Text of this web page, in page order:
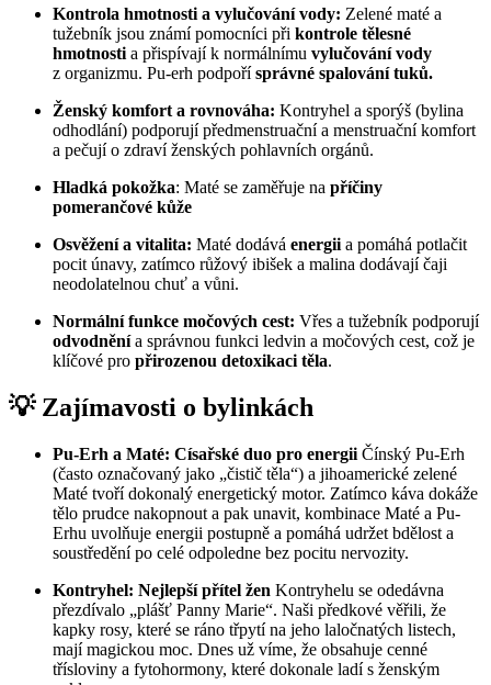
Kontrola hmotnosti a vylučování vody: Zelené maté a
tužebník jsou známí pomocníci při kontrole tělesné
hmotnosti a přispívají k normálnímu vylučování vody
z organizmu. Pu-erh podpořísprávné spalování tuků.
Ženský komfort a rovnováha: Kontryhel a sporýš (bylina
odhodlání) podporují předmenstruační a menstruační komfort
a pečují o zdraví ženských pohlavních orgánů.
Hladká pokožka: Maté se zaměřuje na příčiny
pomerančové kůže
Osvěžení a vitalita: Maté dodává energii a pomáhá potlačit
pocit únavy, zatímco růžový ibišek a malina dodávají čaji
neodolatelnou chuť a vůni.
Normální funkce močových cest: Vřes a tužebník podporují
odvodněnía správnou funkci ledvin a močových cest, což je
klíčové pro přirozenou detoxikaci těla.
💡 Zajímavosti o bylinkách
Pu-Erh a Maté: Císařské duo pro energii Čínský Pu-Erh
(často označovaný jako „čistič těla“) a jihoamerické zelené
Maté tvoří dokonalý energetický motor. Zatímco káva dokáže
tělo prudce nakopnout a pak unavit, kombinace Maté a Pu-
Erhu uvolňuje energii postupně a pomáhá udržet bdělost a
soustředění po celé odpoledne bez pocitu nervozity.
Kontryhel: Nejlepší přítel žen Kontryhelu se odedávna
přezdívalo „plášť Panny Marie“. Naši předkové věřili, že
kapky rosy, které se ráno třpytí na jeho laločnatých listech,
mají magickou moc. Dnes už víme, že obsahuje cenné
třísloviny a fytohormony, které dokonale ladí s ženským